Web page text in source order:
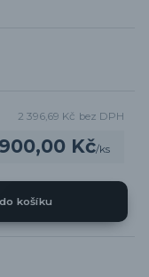
Kč/ks
2 396,69 Kč bez DPH
košíku